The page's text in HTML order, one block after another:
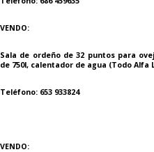
VENDO:
Sala de ordeño de 32 puntos para
de 750l, calentador de agua (Todo Alfa
Teléfono: 653 933824
VENDO: